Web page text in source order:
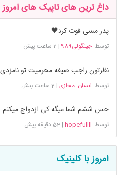
داغ ترین های تاپیک های امروز
پدر مسی فوت کرد🖤
توسطجینگولی989 | 2 ساعت پیش
نظرتون راجب صیغه محرمیت تو نامزدی
توسط انسان_مجازی | 2 ساعت پیش
حس ششم شما میگه کی ازدواج میکنم
توسط hopefullll
|53 دقیقه پیش
امروز با کلینیک